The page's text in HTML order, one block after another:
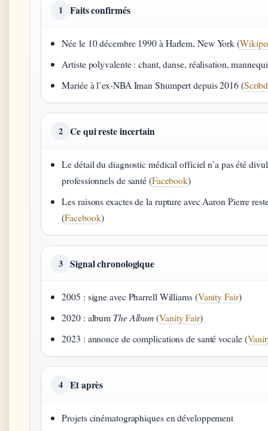
1 Faits confirmés
Née le 10 décembre 1990 à Harlem, New York (
Artiste polyvalente : chant, danse, réalisation,
Mariée à l’ex-NBA Iman Shumpert depuis 2016 (Scribd
2 Ce qui reste incertain
Le détail du diagnostic médical officiel n’a pas été
professionnels de santé (Facebook)
Les raisons exactes de la rupture avec Aaron Pierre
(Facebook)
3 Signal chronologique
2005 : signe avec Pharrell Williams (Vanity Fair)
2020 : album The Album(Vanity Fair)
2023 : annonce de complications de santé vocale (
4 Et après
Projets cinématographiques en développement